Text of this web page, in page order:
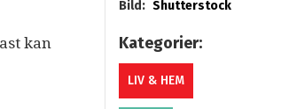
kan
Bild: Shutterstock
Kategorier:
LIV & HEM